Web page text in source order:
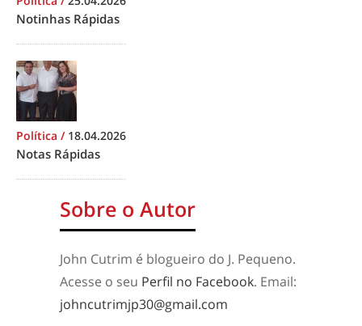
Notinhas Rápidas
Política / 18.04.2026
Notas Rápidas
Sobre o Autor
John Cutrim é blogueiro do J. Pequeno.
Acesse o seu Perfil no Facebook. Email:
johncutrimjp30@gmail.com